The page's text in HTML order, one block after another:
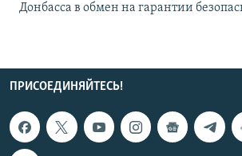
Донбасса в обмен на гарантии
ПРИСОЕДИНЯЙТЕСЬ!